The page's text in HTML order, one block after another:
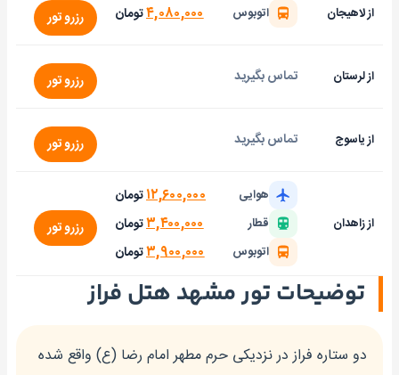
از لاهیجان اتوبوس ۴,۰۸۰,۰۰۰تومان رزرو تور
از لرستان تماس بگیرید رزرو تور
از یاسوج تماس بگیرید رزرو تور
از زاهدان
هوایی ۱۲,۶۰۰,۰۰۰تومان
قطار ۳,۴۰۰,۰۰۰تومان
اتوبوس ۳,۹۰۰,۰۰۰تومان
رزرو تور
توضیحات تور مشهد هتل فراز
دو ستاره فراز در نزدیکی حرم مطهر امام رضا (ع) واقع شده